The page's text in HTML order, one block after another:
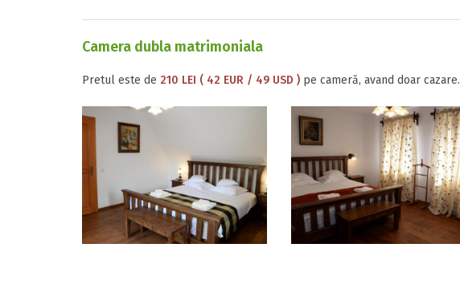
Camera dubla matrimoniala
Pretul este de 210 LEI ( 42 EUR / 49 USD ) pe cameră, avand doar cazare.